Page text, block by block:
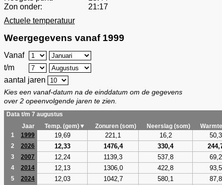
Zon onder:
21:17
Actuele temperatuur
Weergegevens vanaf 1999
Vanaf
t/m
aantal jaren
Kies een vanaf-datum na de einddatum om de gegevens
over 2 opeenvolgende jaren te zien.
Data t/m 7 augustus
Jaar
Temp. (gem)▼ Zonuren (som) Neerslag (som)
1
1999 19,69 221,1 16,2 50,3
2 2026 12,33 1476,4 330,4
3 2007 12,24 1139,3 537,8 69,2
4 2014 12,13 1306,0 422,8 93,5
5 2024 12,03 1042,7 580,1 87,8